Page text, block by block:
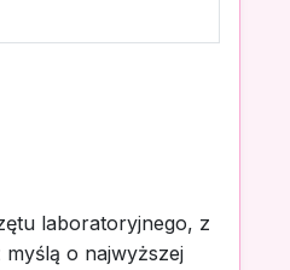
laboratoryjnego, z
o najwyższej